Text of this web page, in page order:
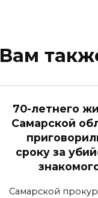
Вам
70-летнего
Самарской
сроку за
Самарской